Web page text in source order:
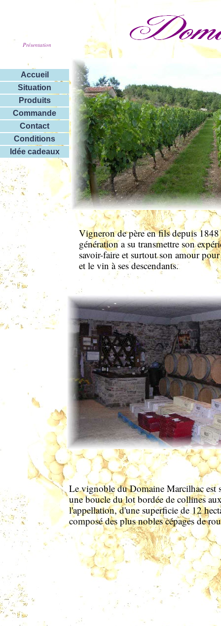
Présentation
Vigneron de père en fils depuis 1848
génération a su transmettre son
savoir-faire et surtout son amour
et le vin à ses descendants.
Le vignoble du Domaine Marcilhac est
une boucle du lot bordée de collines
l'appellation, d'une superficie de 12
composé des plus nobles cépages de
Accueil
Situation
Produits
Commande
Contact
Conditions
Idée cadeaux